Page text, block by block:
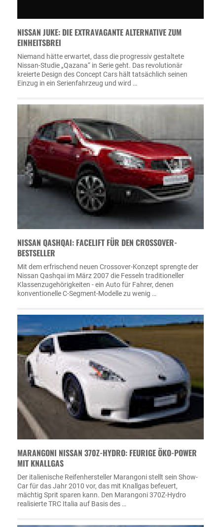
NISSAN JUKE: DIE EXTRAVAGANTE ALTERNATIVE ZUM
EINHEITSBREI
Niemand hätte erwartet, dass die progressiv gestaltete
Nissan-Studie „Qazana“ in Serie geht. Das revolutionär
kreierte Design des Concept Cars hält tatsächlich seinen
Einzug in ein Serienfahrzeug und wird …
NISSAN QASHQAI: FACELIFT FÜR DEN CROSSOVER-
BESTSELLER
Mit dem erfrischend neuen Crossover-Konzept sprengte der
Nissan Qashqai im März 2007 die Fesseln traditioneller
Klassenzugehörigkeiten - ein Auto für Fahrer, denen
konventionelle C-Segment-Modelle zu wenig …
MARANGONI NISSAN 370Z-HYDRO: FEURIGE ÖKO-POWER
MIT KNALLGAS
Der italienische Reifenhersteller Marangoni stellt sein Show-
Car für das Jahr 2010 vor, das mit Knallgas befeuert,
mächtig Sprit sparen kann. Den Marangoni 370Z-Hydro
realisierte TRC Italia auf Basis des …